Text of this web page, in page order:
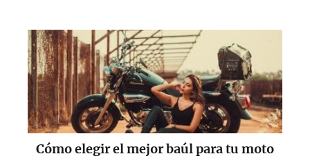
Cómo elegir el mejor baúl para tu moto